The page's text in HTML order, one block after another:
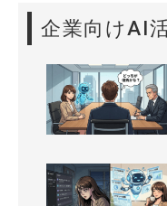
企業向けAI